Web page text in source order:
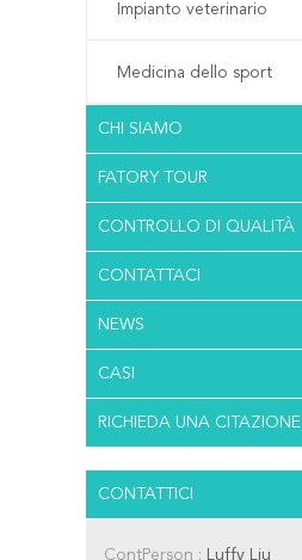
Impianto veterinario
Medicina dello sport
CHI SIAMO
FATORY TOUR
CONTROLLO DI QUALITÀ
CONTATTACI
NEWS
CASI
RICHIEDA UNA CITAZIONE
CONTATTICI
ContPerson : Luffy Liu